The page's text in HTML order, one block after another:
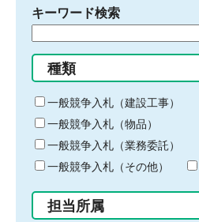
キーワード検索
る
キ
ー
ワ
ー
ド
入
力
種類
一般競争入札（建設工事）
一般競争入札（物品）
一般競争入札（業務委託）
一般競争入札（その他）
担当所属